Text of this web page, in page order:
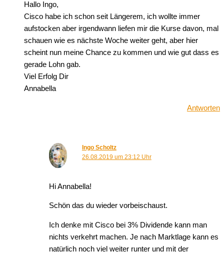
Hallo Ingo,
Cisco habe ich schon seit Längerem, ich wollte immer
aufstocken aber irgendwann liefen mir die Kurse davon, mal
schauen wie es nächste Woche weiter geht, aber hier
scheint nun meine Chance zu kommen und wie gut dass es
gerade Lohn gab.
Viel Erfolg Dir
Annabella
Antworten
Ingo Scholtz
26.08.2019 um 23:12 Uhr
Hi Annabella!
Schön das du wieder vorbeischaust.
Ich denke mit Cisco bei 3% Dividende kann man
nichts verkehrt machen. Je nach Marktlage kann es
natürlich noch viel weiter runter und mit der